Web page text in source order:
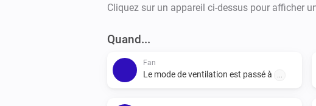
Cliquez sur un appareil ci-dessus pour afficher
Quand...
Fan
Le mode de ventilation est passé à ...